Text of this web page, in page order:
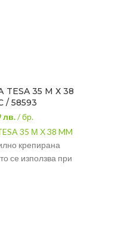
35 М Х 38
/ 58593
лв. / бр.
35 М Х 38 MM
крепирана
се използва при